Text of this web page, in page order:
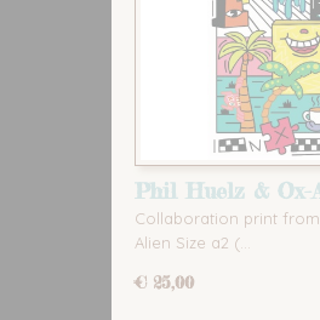
Phil Huelz & Ox-
Collaboration print from
Alien Size a2 (…
€ 25,00